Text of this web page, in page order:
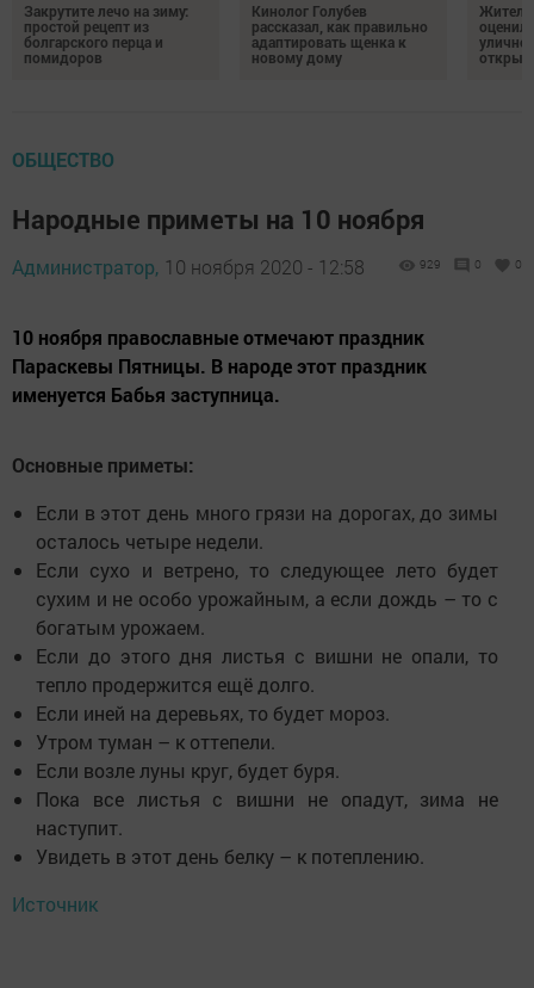
Закрутите лечо на зиму:
простой рецепт из
болгарского перца и
помидоров
Кинолог Голубев
рассказал, как правильно
адаптировать щенка к
новому дому
ОБЩЕСТВО
Народные приметы на 10 ноября
Администратор, 10 ноября 2020 - 12:58 929 0 0
10 ноября православные отмечают праздник
Параскевы Пятницы. В народе этот праздник
именуется Бабья заступница.
Основные приметы:
Если в этот день много грязи на дорогах, до зимы
осталось четыре недели.
Если сухо и ветрено, то следующее лето будет
сухим и не особо урожайным, а если дождь – то с
богатым урожаем.
Если до этого дня листья с вишни не опали, то
тепло продержится ещё долго.
Если иней на деревьях, то будет мороз.
Утром туман – к оттепели.
Если возле луны круг, будет буря.
Пока все листья с вишни не опадут, зима не
наступит.
Увидеть в этот день белку – к потеплению.
Источник